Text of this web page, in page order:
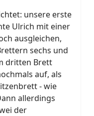
unsere erste
Ulrich mit einer
ausgleichen,
sechs und
dritten Brett
auf, als
- wie
allerdings
der